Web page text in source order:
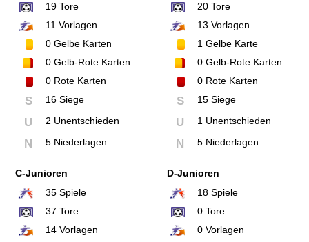
19 Tore
11 Vorlagen
0 Gelbe Karten
0 Gelb-Rote Karten
0 Rote Karten
S 16 Siege
U 2 Unentschieden
N 5 Niederlagen
20Tore
13 Vorlagen
1Gelbe Karte
0Gelb-Rote Karten
0Rote Karten
S 15 Siege
U 1 Unentschieden
N 5 Niederlagen
C-Junioren
35 Spiele
37 Tore
14 Vorlagen
D-Junioren
18Spiele
0Tore
0Vorlagen